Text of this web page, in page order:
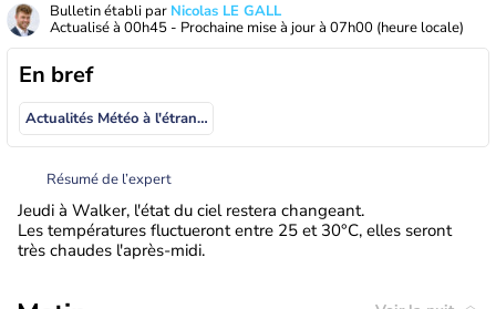
Bulletin établi par Nicolas LE GALL
Actualisé à 00h45 - Prochaine mise à jour à 07h00 (heure locale)
En bref
Actualités Météo à l'étranger
Résumé de l’expert
Jeudi à Walker, l'état du ciel restera changeant.
Les températures fluctueront entre 25 et 30°C, elles seront
très chaudes l'après-midi.